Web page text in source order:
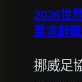
2026世
要求辭
挪威足